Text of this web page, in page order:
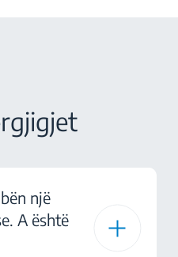
një
A është